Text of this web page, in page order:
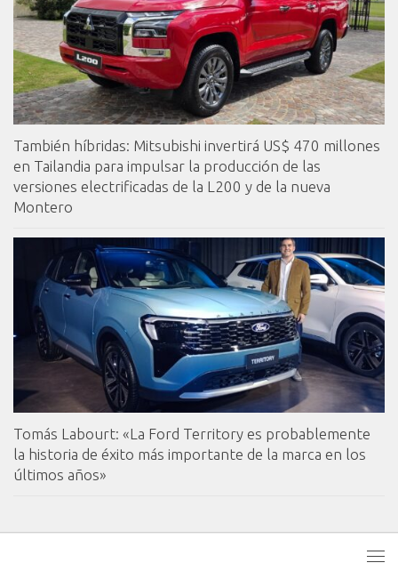
También híbridas: Mitsubishi invertirá US$ 470 millones
en Tailandia para impulsar la producción de las
versiones electrificadas de la L200 y de la nueva
Montero
Tomás Labourt: «La Ford Territory es probablemente
la historia de éxito más importante de la marca en los
últimos años»